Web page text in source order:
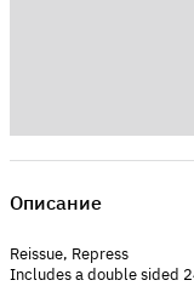
Описание
Reissue, Repress
Includes a double sided